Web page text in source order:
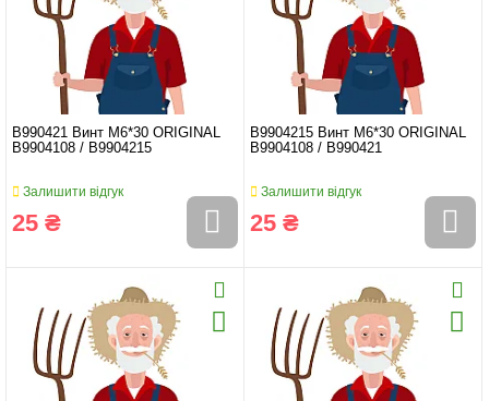
B990421 Винт М6*30 ORIGINAL
B9904108 / B9904215
Залишити відгук
25 ₴
B9904215 Винт М6*30 ORIGINAL
B9904108 / B990421
Залишити відгук
25 ₴